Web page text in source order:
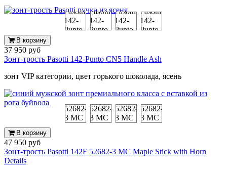
В корзину
37 950 руб
Зонт-трость Pasotti 142-Punto CN5 Handle Ash
зонт VIP категории, цвет горького шоколада, ясень
В корзину
47 950 руб
Зонт-трость Pasotti 142F 52682-3 MC Maple Stick with Horn
Details